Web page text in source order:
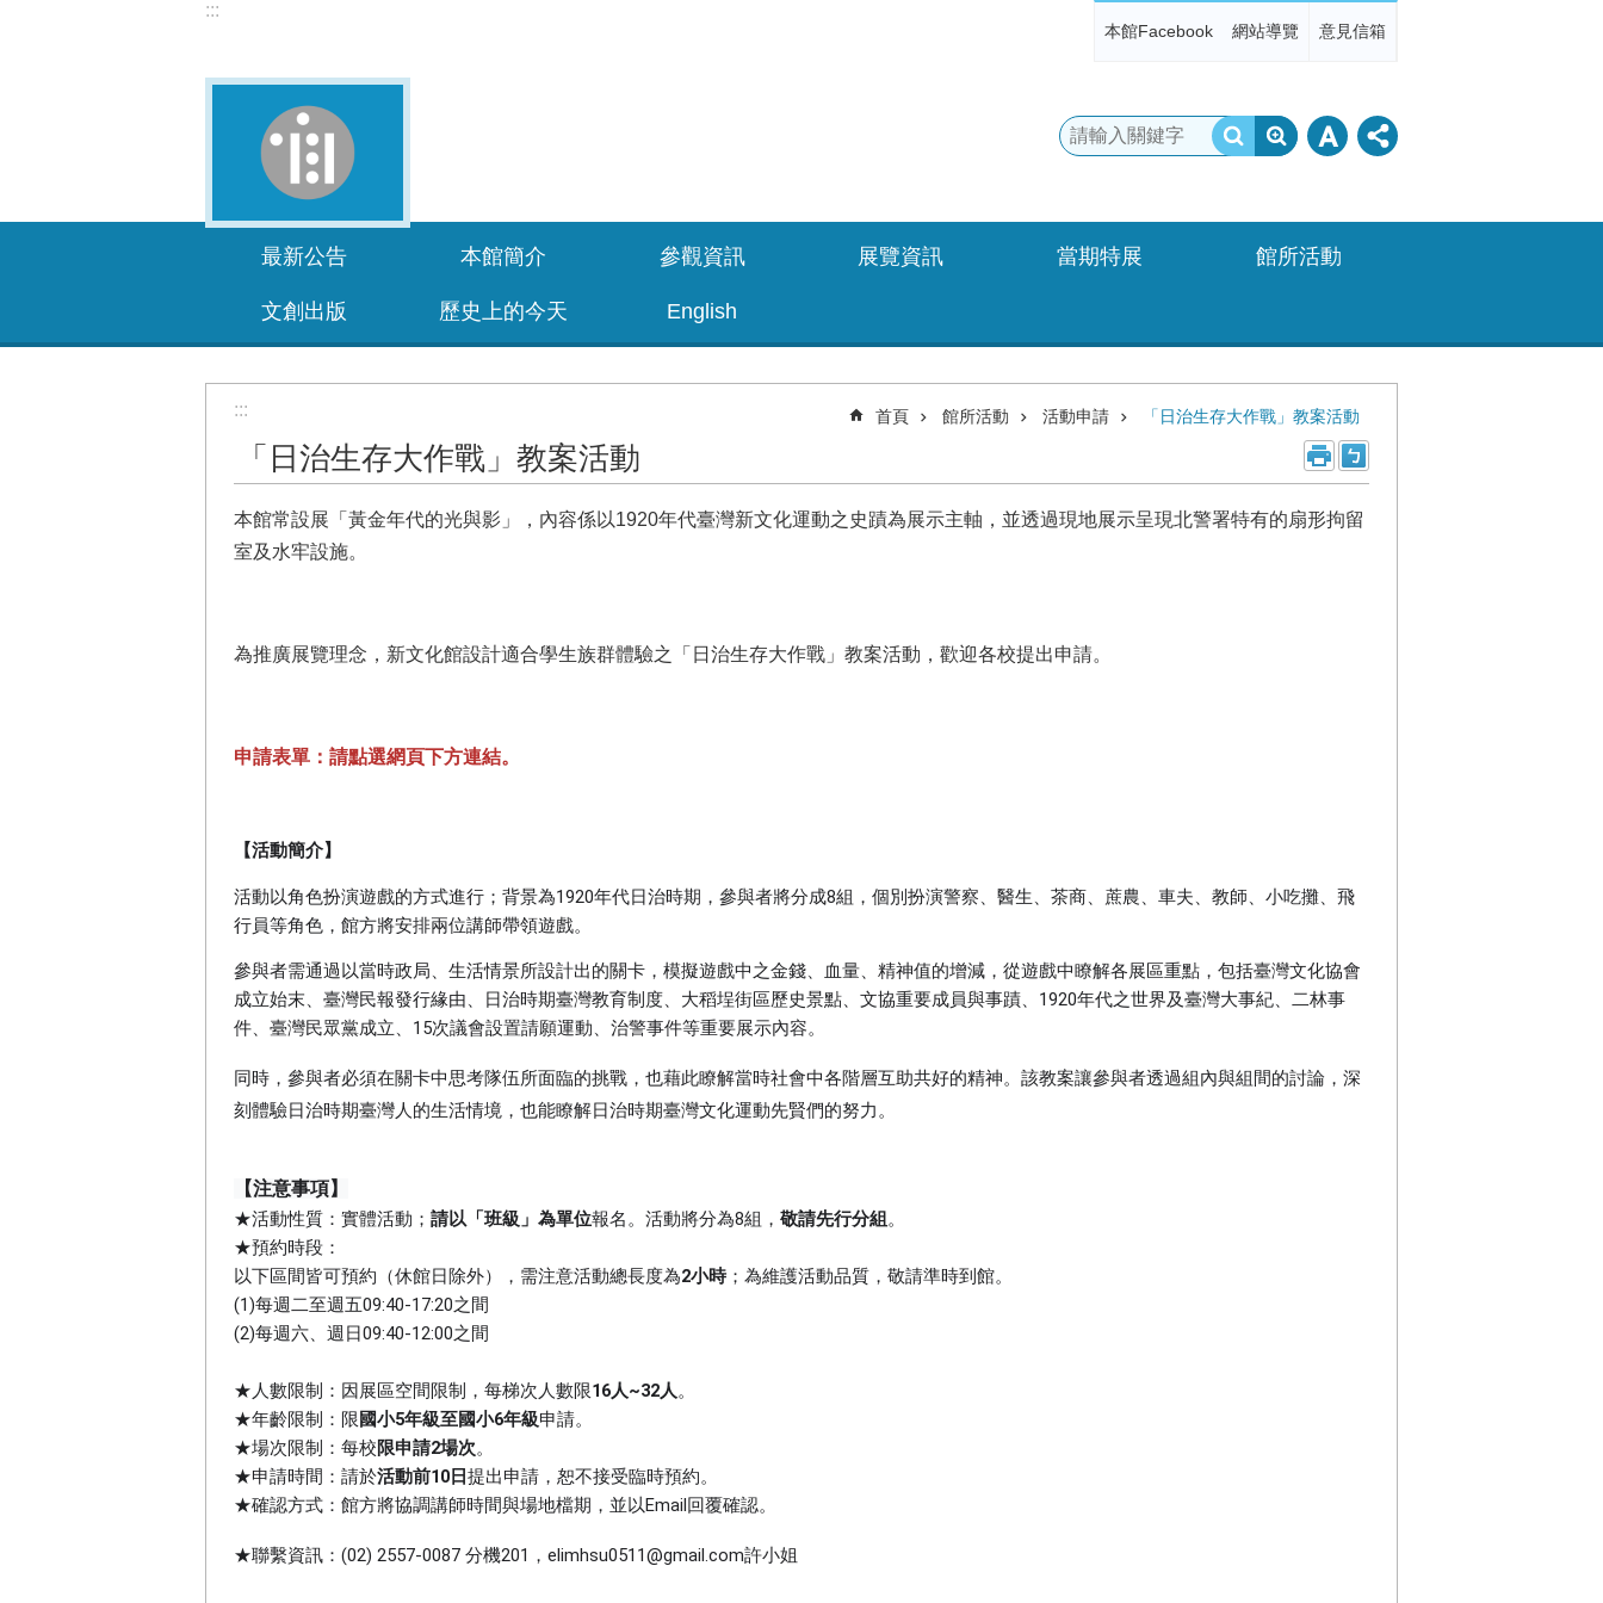
:::
本館Facebook 網站導覽 意見信箱
最新公告 本館簡介 參觀資訊 展覽資訊 當期特展 館所活動
文創出版 歷史上的今天 English
::: 首頁 館所活動 活動申請 「日治生存大作戰」教案活動
「日治生存大作戰」教案活動
本館常設展「黃金年代的光與影」，內容係以1920年代臺灣新文化運動之史蹟為展示主軸，並透過現地展示呈現北警署特有的扇形拘留
室及水牢設施。
為推廣展覽理念，新文化館設計適合學生族群體驗之「日治生存大作戰」教案活動，歡迎各校提出申請。
申請表單：請點選網頁下方連結。
【活動簡介】
活動以角色扮演遊戲的方式進行；背景為1920年代日治時期，參與者將分成8組，個別扮演警察、醫生、茶商、蔗農、車夫、教師、小吃攤、飛
行員等角色，館方將安排兩位講師帶領遊戲。
參與者需通過以當時政局、生活情景所設計出的關卡，模擬遊戲中之金錢、血量、精神值的增減，從遊戲中瞭解各展區重點，包括臺灣文化協會
成立始末、臺灣民報發行緣由、日治時期臺灣教育制度、大稻埕街區歷史景點、文協重要成員與事蹟、1920年代之世界及臺灣大事紀、二林事
件、臺灣民眾黨成立、15次議會設置請願運動、治警事件等重要展示內容。
同時，參與者必須在關卡中思考隊伍所面臨的挑戰，也藉此瞭解當時社會中各階層互助共好的精神。該教案讓參與者透過組內與組間的討論，深
刻體驗日治時期臺灣人的生活情境，也能瞭解日治時期臺灣文化運動先賢們的努力。
【注意事項】
★活動性質：實體活動； 請以「班級」為單位報名。活動將分為8組， 敬請先行分組 。
★預約時段：
以下區間皆可預約（休館日除外），需注意活動總長度為2小時 ；為維護活動品質，敬請準時到館。
(1)每週二至週五09:40-17:20之間
(2)每週六、週日09:40-12:00之間
★人數限制：因展區空間限制，每梯次人數限16人~32人。
★年齡限制： 限國小5年級至國小6年級申請。
★場次限制：每校限申請2場次。
★申請時間：請於活動前10日提出申請，恕不接受臨時預約。
★確認方式：館方將協調講師時間與場地檔期，並以Email回覆確認。
★聯繫資訊：(02) 2557-0087 分機201，elimhsu0511@gmail.com許小姐